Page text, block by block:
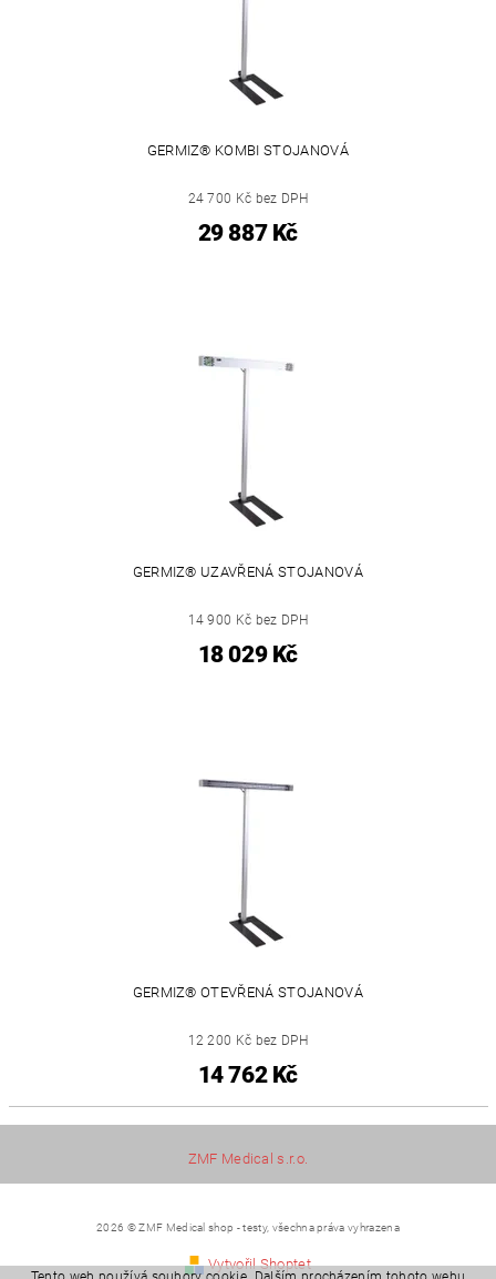
GERMIZ® KOMBI STOJANOVÁ
24 700 Kč bez DPH
29 887 Kč
GERMIZ® UZAVŘENÁ STOJANOVÁ
14 900 Kč bez DPH
18 029 Kč
GERMIZ® OTEVŘENÁ STOJANOVÁ
12 200 Kč bez DPH
14 762 Kč
ZMF Medical s.r.o.
2026 © ZMF Medical shop - testy, všechna práva vyhrazena
Vytvořil Shoptet